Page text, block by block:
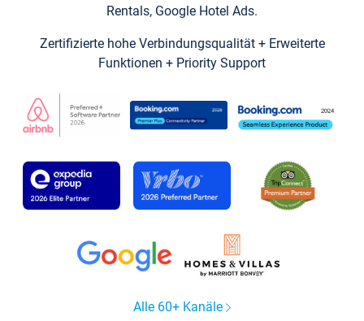
Rentals, Google Hotel Ads.
Zertifizierte hohe Verbindungsqualität + Erweiterte
Funktionen + Priority Support
Alle 60+ Kanäle